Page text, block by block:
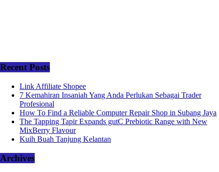
Recent Posts
Link Affiliate Shopee
7 Kemahiran Insaniah Yang Anda Perlukan Sebagai Trader
Profesional
How To Find a Reliable Computer Repair Shop in Subang Jaya
The Tapping Tapir Expands gutC Prebiotic Range with New
MixBerry Flavour
Kuih Buah Tanjung Kelantan
Archives